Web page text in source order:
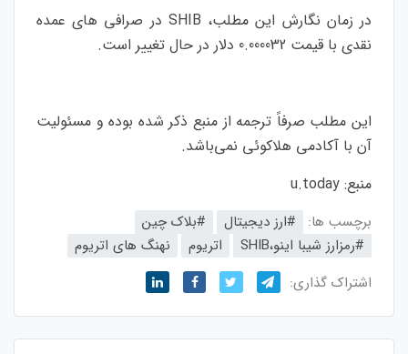
در زمان نگارش این مطلب، SHIB در صرافی های عمده
نقدی با قیمت 0.000032 دلار در حال تغییر است.
این مطلب صرفاً ترجمه از منبع ذکر شده بوده و مسئولیت
آن با آکادمی هلاکوئی نمی‌باشد.
منبع: u.today
برچسب ها: #ارز‌ دیجیتال
#بلاک‌ چین
#رمزارز شیبا اینو،SHIB
اتریوم
نهنگ های اتریوم
اشتراک گذاری: